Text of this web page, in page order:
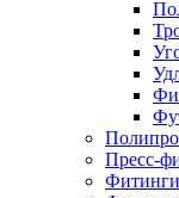
Пресс-